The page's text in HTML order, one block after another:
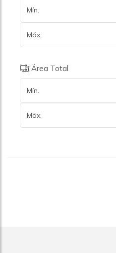
Vila Cruzeiro
Vila Mariana
Vila Mascote
Vila Olímpia
Mín.
Máx.
Área Total
Mín.
Máx.